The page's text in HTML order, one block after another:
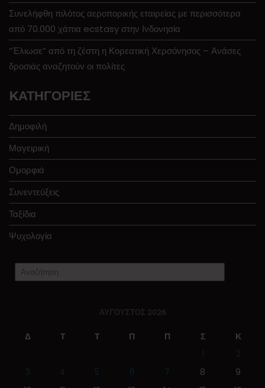
Συνελήφθη πιλότος αεροπορικής εταιρείας με περισσότερα
από 70.000 χάπια ecstasy στην Ινδονησία
“Έλιωσε” από τη ζέστη η Κορεατική Χερσόνησος – Ανάσες
δροσιάς αναζητούν οι πολίτες
KΑΤΗΓΟΡΊΕΣ
Δημοφιλή
Μαγειρική
Ομορφιά
Συνεντεύξεις
Ταξίδια
Ψυχολογία
ΑΎΓΟΥΣΤΟΣ 2026
Δ Τ Τ Π Π Σ
Κ
1
2
3
4 5 6 7 8
9